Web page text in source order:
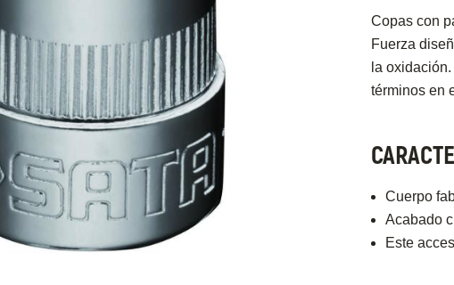
Copas con
Fuerza
la
términos en
Cuerpo
Acabado
Este